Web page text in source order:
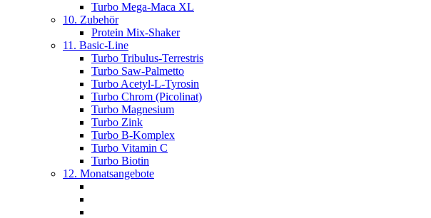
Turbo Mega-Maca XL
10. Zubehör
Protein Mix-Shaker
11. Basic-Line
Turbo Tribulus-Terrestris
Turbo Saw-Palmetto
Turbo Acetyl-L-Tyrosin
Turbo Chrom (Picolinat)
Turbo Magnesium
Turbo Zink
Turbo B-Komplex
Turbo Vitamin C
Turbo Biotin
12. Monatsangebote